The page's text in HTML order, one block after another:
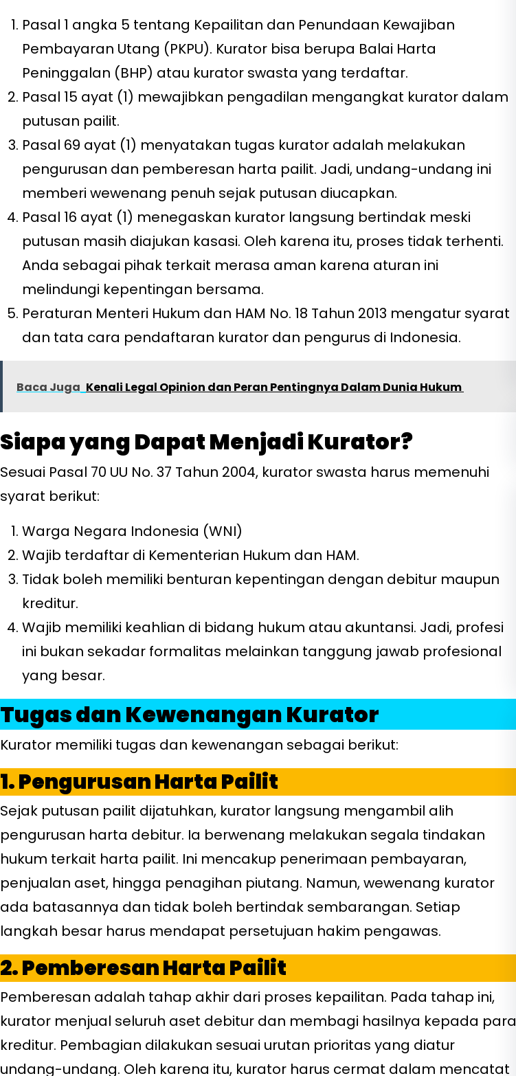
Pasal 1 angka 5 tentang Kepailitan dan Penundaan Kewajiban
Pembayaran Utang (PKPU). Kurator bisa berupa Balai Harta
Peninggalan (BHP) atau kurator swasta yang terdaftar.
Pasal 15 ayat (1) mewajibkan pengadilan mengangkat kurator dalam
putusan pailit.
Pasal 69 ayat (1) menyatakan tugas kurator adalah melakukan
pengurusan dan pemberesan harta pailit. Jadi, undang-undang ini
memberi wewenang penuh sejak putusan diucapkan.
Pasal 16 ayat (1) menegaskan kurator langsung bertindak meski
putusan masih diajukan kasasi. Oleh karena itu, proses tidak terhenti.
Anda sebagai pihak terkait merasa aman karena aturan ini
melindungi kepentingan bersama.
Peraturan Menteri Hukum dan HAM No. 18 Tahun 2013 mengatur syarat
dan tata cara pendaftaran kurator dan pengurus di Indonesia.
Baca Juga Kenali Legal Opinion dan Peran Pentingnya Dalam Dunia Hukum
Siapa yang Dapat Menjadi Kurator?
Sesuai Pasal 70 UU No. 37 Tahun 2004, kurator swasta harus memenuhi
syarat berikut:
Warga Negara Indonesia (WNI)
Wajib terdaftar di Kementerian Hukum dan HAM.
Tidak boleh memiliki benturan kepentingan dengan debitur maupun
kreditur.
Wajib memiliki keahlian di bidang hukum atau akuntansi. Jadi, profesi
ini bukan sekadar formalitas melainkan tanggung jawab profesional
yang besar.
Tugas dan Kewenangan Kurator
Kurator memiliki tugas dan kewenangan sebagai berikut:
1. Pengurusan Harta Pailit
Sejak putusan pailit dijatuhkan, kurator langsung mengambil alih
pengurusan harta debitur. Ia berwenang melakukan segala tindakan
hukum terkait harta pailit. Ini mencakup penerimaan pembayaran,
penjualan aset, hingga penagihan piutang. Namun, wewenang kurator
ada batasannya dan tidak boleh bertindak sembarangan. Setiap
langkah besar harus mendapat persetujuan hakim pengawas.
2. Pemberesan Harta Pailit
Pemberesan adalah tahap akhir dari proses kepailitan. Pada tahap ini,
kurator menjual seluruh aset debitur dan membagi hasilnya kepada para
kreditur. Pembagian dilakukan sesuai urutan prioritas yang diatur
undang-undang. Oleh karena itu, kurator harus cermat dalam mencatat